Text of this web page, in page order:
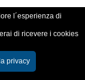
l´esperienza di
di ricevere i cookies
privacy